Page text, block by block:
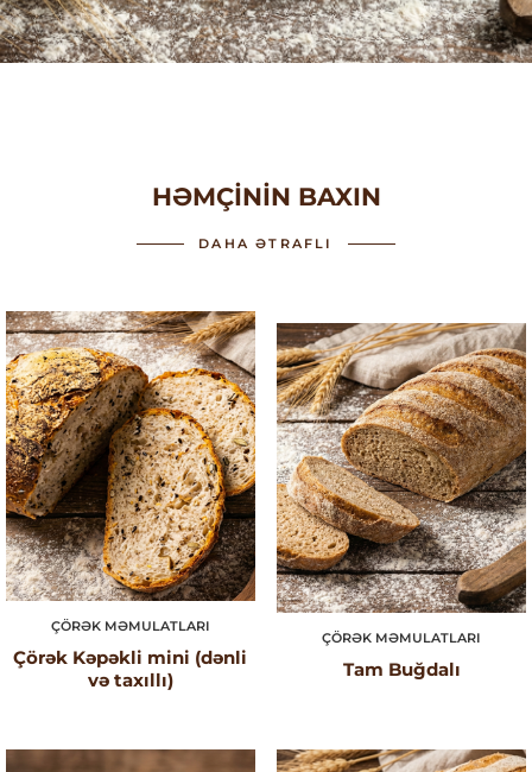
HƏMÇININ BAXIN
DAHA ƏTRAFLI
ÇÖRƏK MƏMULATLARI
Çörək Kəpəkli mini (dənli
və taxıllı)
ÇÖRƏK MƏMULATLARI
Tam Buğdalı